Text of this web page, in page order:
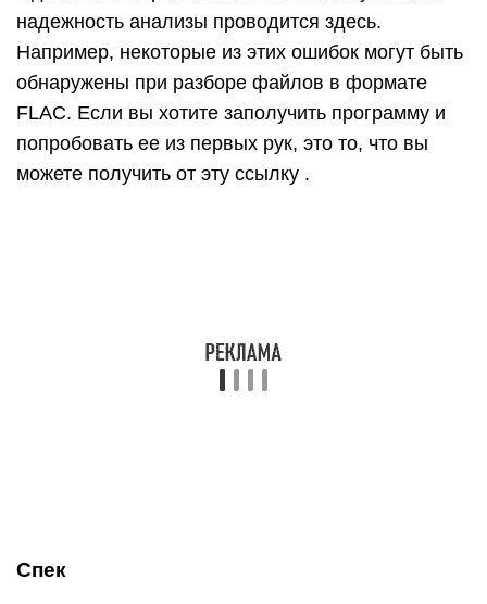
надежность анализы проводится здесь.
Например, некоторые из этих ошибок могут быть
обнаружены при разборе файлов в формате
FLAC. Если вы хотите заполучить программу и
попробовать ее из первых рук, это то, что вы
можете получить от эту ссылку .
Спек